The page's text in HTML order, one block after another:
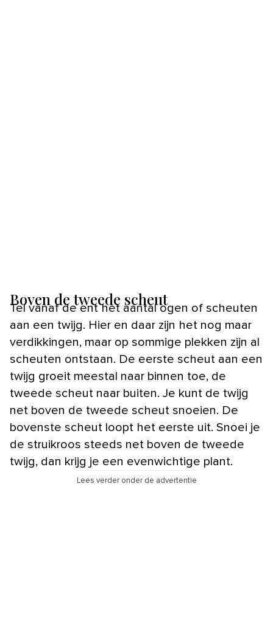
Boven de tweede scheut
Tel vanaf de ent het aantal ogen of scheuten
aan een twijg. Hier en daar zijn het nog maar
verdikkingen, maar op sommige plekken zijn al
scheuten ontstaan. De eerste scheut aan een
twijg groeit meestal naar binnen toe, de
tweede scheut naar buiten. Je kunt de twijg
net boven de tweede scheut snoeien. De
bovenste scheut loopt het eerste uit. Snoei je
de struikroos steeds net boven de tweede
twijg, dan krijg je een evenwichtige plant.
Lees verder onder de advertentie